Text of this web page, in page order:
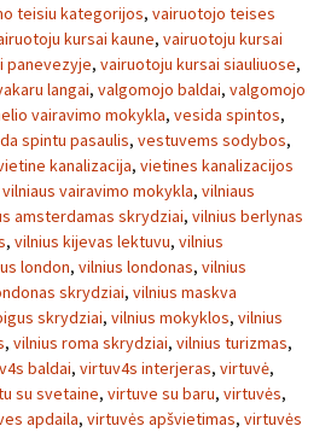
teisiu kategorijos, vairuotojo teises
kursai kaune, vairuotoju kursai
panevezyje, vairuotoju kursai siauliuose,
langai, valgomojo baldai, valgomojo
vairavimo mokykla, vesida spintos,
spintu pasaulis, vestuvems sodybos,
kanalizacija, vietines kanalizacijos
vilniaus vairavimo mokykla, vilniaus
amsterdamas skrydziai, vilnius berlynas
, vilnius kijevas lektuvu, vilnius
london, vilnius londonas, vilnius
skrydziai, vilnius maskva
skrydziai, vilnius mokyklos, vilnius
, vilnius roma skrydziai, vilnius turizmas,
baldai, virtuv4s interjeras, virtuvė,
su svetaine, virtuve su baru, virtuvės,
apdaila, virtuvės apšvietimas, virtuvės